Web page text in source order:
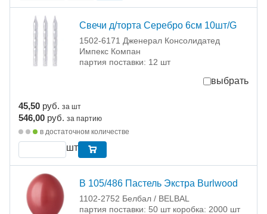
Свечи д/торта Серебро 6см 10шт/G
1502-6171 Дженерал Консолидатед
Импекс Компан
партия поставки: 12 шт
выбрать
45,50 руб. за шт
546,00 руб. за партию
в достаточном количестве
шт
В 105/486 Пастель Экстра Burlwood
1102-2752 Белбал / BELBAL
партия поставки: 50 шт коробка: 2000 шт